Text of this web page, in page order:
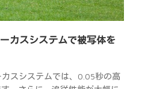
カスシステムで被写体を
スシステムでは、0.05秒の高